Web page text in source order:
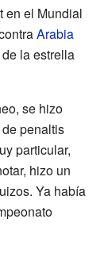
en el Mundial
Arabia
la estrella
se hizo
penaltis
particular,
hizo un
Ya había